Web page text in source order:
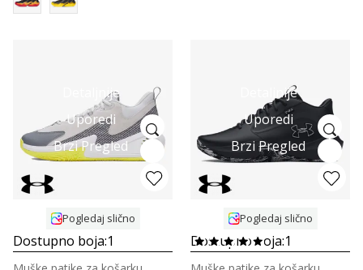
Detaljnije
Uporedi
Brzi Pregled
Pogledaj slično
Dostupno boja:1
Detaljnije
Uporedi
Brzi Pregled
Pogledaj slično
Dostupno boja:1